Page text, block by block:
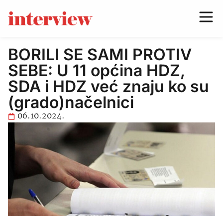
BORILI SE SAMI PROTIV
SEBE: U 11 općina HDZ,
SDA i HDZ već znaju ko su
(grado)načelnici
06.10.2024.